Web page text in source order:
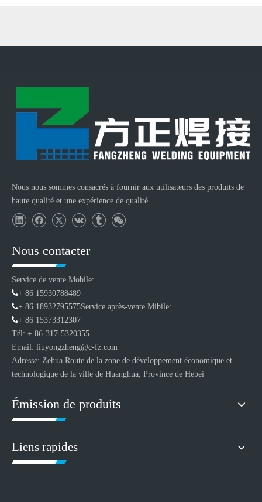
Machine de soudage de treillis à plaques aérées autoclavées DNW-13QE Machine de redressage et de découpe de fil à grande vitesse CNC GT6-20
Nous nous sommes consacrés à fournir aux utilisateurs des produits de
haute qualité et une expérience de qualité
Nous contacter
Service de vente Mobile:
+ 86 15930788489
+ 86 18932795575Service après-vente Mibile:
+ 86 15373312307
Tél: + 86-317-5320355
Email: liuyongzheng@c-fz.com
Adresse: Zehua Route de la zone de développement économique et
technologique de la ville de Huanghua, Province de Hebei
Émission de produits
Liens rapides